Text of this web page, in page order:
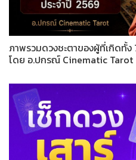
ภาพรวมดวงชะตาของผู้ที่เกิดทั้ง
โดย อ.ปกรณ์ Cinematic Tarot